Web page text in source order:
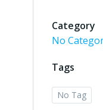
Category
No
Tags
No Tag